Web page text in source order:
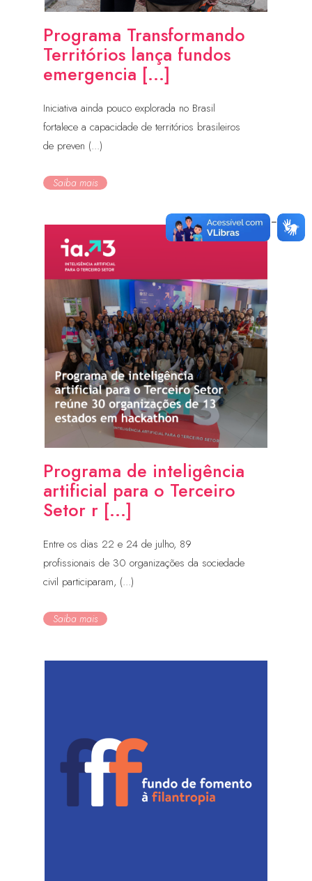
Programa Transformando
Territórios lança fundos
emergencia [...]
Iniciativa ainda pouco explorada no Brasil
fortalece a capacidade de territórios brasileiros
de preven (...)
Saiba mais
Programa de inteligência
artificial para o Terceiro
Setor r [...]
Entre os dias 22 e 24 de julho, 89
profissionais de 30 organizações da sociedade
civil participaram, (...)
Saiba mais